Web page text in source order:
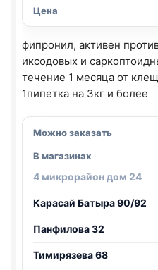
Цена
фипронил, активен
иксодовых и
течение 1 месяца от
1пипетка на 3кг и более
Можно заказать
В магазинах
4 микрорайон дом 24
Карасай Батыра 90/92
Панфилова 32
Тимирязева 68